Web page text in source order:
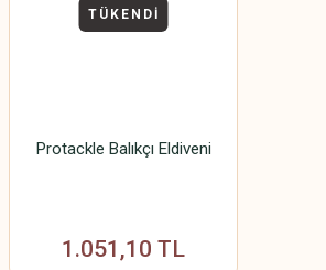
TÜKENDİ
Protackle Balıkçı Eldiveni
1.051,10 TL